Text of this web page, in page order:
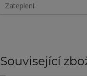
Zateplení
Související